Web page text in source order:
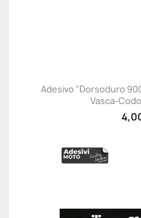
Adesivo "Dorsoduro
Vasca-